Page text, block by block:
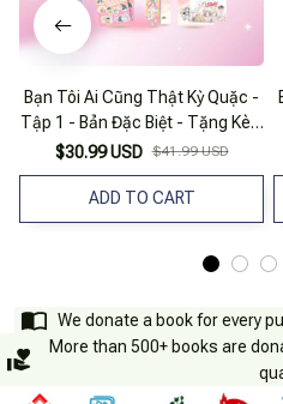
Bạn Tôi Ai Cũng Thật Kỳ Quặc -
Tập 1 - Bản Đặc Biệt - Tặng Kèm
Bookmark 2 Mặt + Standee 2
Mảnh + Sticker 10 Chi Tiết +
Postcard Random 1 Trong 4
Mẫu
$30.99 USD $41.99 USD
ADD TO CART
We donate a book for every
More than 500+ books are